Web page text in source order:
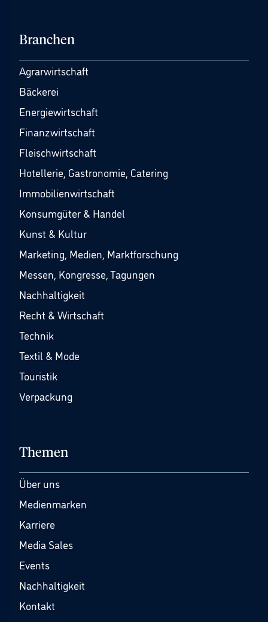
Branchen
Agrarwirtschaft
Bäckerei
Energiewirtschaft
Finanzwirtschaft
Fleischwirtschaft
Hotellerie, Gastronomie, Catering
Immobilienwirtschaft
Konsumgüter & Handel
Kunst & Kultur
Marketing, Medien, Marktforschung
Messen, Kongresse, Tagungen
Nachhaltigkeit
Recht & Wirtschaft
Technik
Textil & Mode
Touristik
Verpackung
Themen
Über uns
Medienmarken
Karriere
Media Sales
Events
Nachhaltigkeit
Kontakt